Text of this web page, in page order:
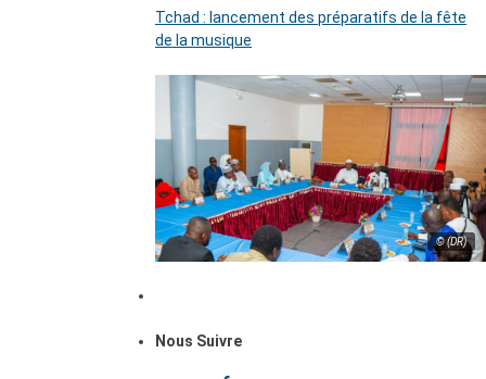
Tchad : lancement des préparatifs de la fête
de la musique
© (DR)
Nous Suivre